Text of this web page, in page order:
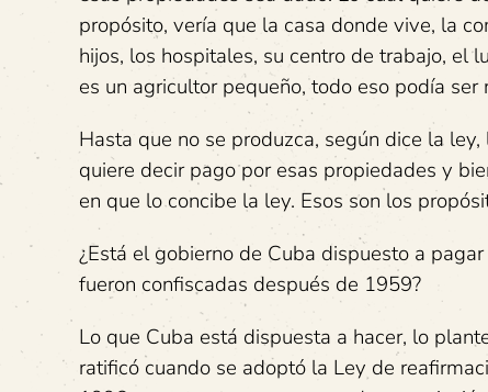
propósito, vería que la casa donde vive, la
hijos, los hospitales, su centro de trabajo, el
es un agricultor pequeño, todo eso podía
Hasta que no se produzca, según dice la
quiere decir pago por esas propiedades y
en que lo concibe la ley. Esos son los
¿Está el gobierno de Cuba dispuesto a
fueron confiscadas después de 1959?
Lo que Cuba está dispuesta a hacer, lo
ratificó cuando se adoptó la Ley de